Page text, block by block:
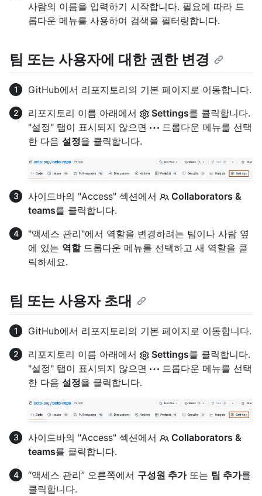
사람의 이름을 입력하기 시작합니다. 필요에 따라 드
롭다운 메뉴를 사용하여 검색을 필터링합니다.
팀 또는 사용자에 대한 권한 변경
GitHub에서 리포지토리의 기본 페이지로 이동합니다.
리포지토리 이름 아래에서
Settings를 클릭합니다.
"설정" 탭이 표시되지 않으면
드롭다운 메뉴를 선택
한 다음 설정을 클릭합니다.
사이드바의 "Access" 섹션에서
Collaborators &
teams를 클릭합니다.
"액세스 관리"에서 역할을 변경하려는 팀이나 사람 옆
에 있는 역할드롭다운 메뉴를 선택하고 새 역할을 클
릭하세요.
팀 또는 사용자 초대
GitHub에서 리포지토리의 기본 페이지로 이동합니다.
리포지토리 이름 아래에서
Settings를 클릭합니다.
"설정" 탭이 표시되지 않으면
드롭다운 메뉴를 선택
한 다음 설정을 클릭합니다.
사이드바의 "Access" 섹션에서
Collaborators &
teams를 클릭합니다.
“액세스 관리” 오른쪽에서 구성원 추가또는 팀 추가를
클릭합니다.